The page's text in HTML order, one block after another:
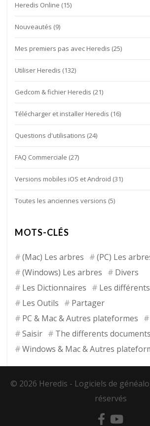
Heredis Online (15)
Nouveautés (9)
Mes premiers pas avec Heredis (25)
Utiliser Heredis (132)
Gedcom & fichier Heredis (21)
Télécharger et installer Heredis (16)
Questions d'utilisations (24)
FAQ Commerciale (27)
Versions mobiles iOS et Android (31)
Toutes les anciennes versions (5)
MOTS-CLÉS
(Mac) Les arbres
(PC) Les
(Windows) Les arbres
Divers
Les Dictionnaires
Les
Les Outils
Partager
PC & Mac & Autres plateformes
Saisir
The differents documents
Windows & Mac & Autres
© 2026 Heredis - Logiciels de
réservés